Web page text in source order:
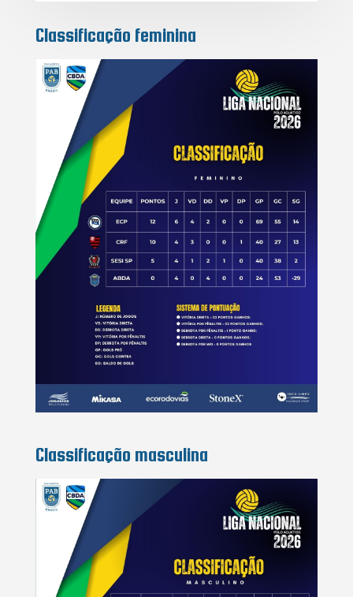
Classificação feminina
Classificação masculina